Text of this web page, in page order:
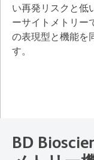
い再発リスクと低
ーサイトメトリー
の表現型と機能を
す。
BD